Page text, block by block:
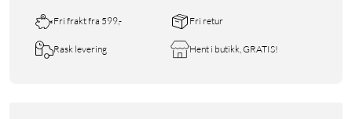
Fri frakt fra 599,- Fri retur
Rask levering Hent i butikk, GRATIS!